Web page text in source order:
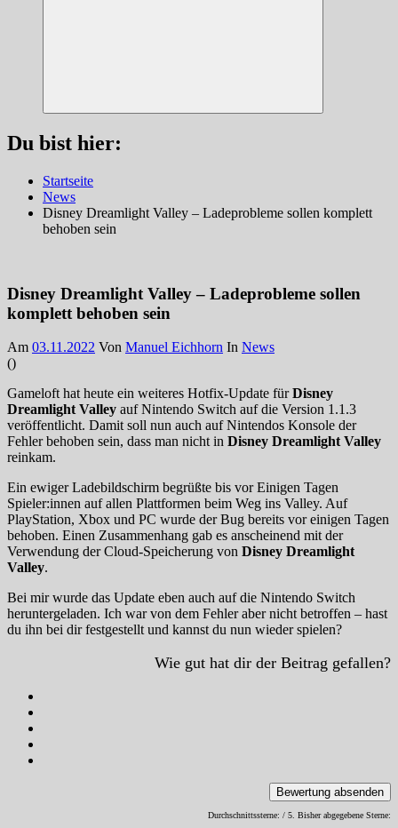
Suchen
Du bist hier:
Startseite
News
Disney Dreamlight Valley – Ladeprobleme sollen komplett
behoben sein
Disney Dreamlight Valley – Ladeprobleme sollen
komplett behoben sein
Am 03.11.2022 Von Manuel Eichhorn In News
()
Gameloft hat heute ein weiteres Hotfix-Update fürDisney
Dreamlight Valley auf Nintendo Switch auf die Version 1.1.3
veröffentlicht. Damit soll nun auch auf Nintendos Konsole der
Fehler behoben sein, dass man nicht in Disney Dreamlight Valley
reinkam.
Ein ewiger Ladebildschirm begrüßte bis vor Einigen Tagen
Spieler:innen auf allen Plattformen beim Weg ins Valley. Auf
PlayStation, Xbox und PC wurde der Bug bereits vor einigen Tagen
behoben. Einen Zusammenhang gab es anscheinend mit der
Verwendung der Cloud-Speicherung von Disney Dreamlight
Valley.
Bei mir wurde das Update eben auch auf die Nintendo Switch
heruntergeladen. Ich war von dem Fehler aber nicht betroffen – hast
du ihn bei dir festgestellt und kannst du nun wieder spielen?
Wie gut hat dir der Beitrag gefallen?
Bewertung absenden
Durchschnittssterne: / 5. Bisher abgegebene Sterne: